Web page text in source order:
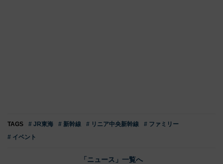
TAGS # JR東海 # 新幹線 # リニア中央新幹線
# ファミリー
# イベント
「ニュース」一覧へ